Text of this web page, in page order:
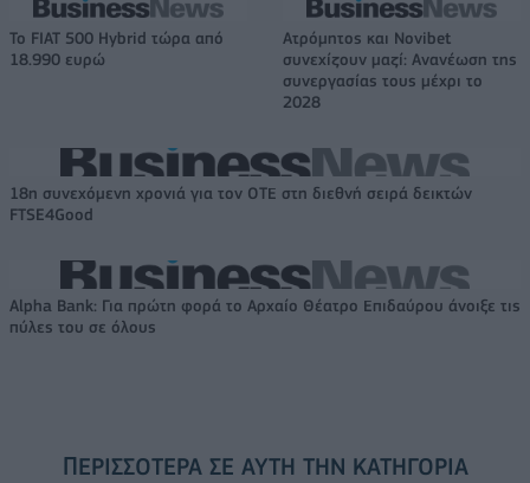
Το FIAT 500 Hybrid τώρα από
18.990 ευρώ
Ατρόμητος και Novibet
συνεχίζουν μαζί: Ανανέωση της
συνεργασίας τους μέχρι το
2028
18η συνεχόμενη χρονιά για τον ΟΤΕ στη διεθνή σειρά δεικτών
FTSE4Good
Alpha Bank: Για πρώτη φορά το Αρχαίο Θέατρο Επιδαύρου άνοιξε τις
πύλες του σε όλους
ΠΕΡΙΣΣΌΤΕΡΑ ΣΕ ΑΥΤΉ ΤΗΝ ΚΑΤΗΓΟΡΊΑ